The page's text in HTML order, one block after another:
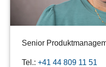
Senior
Tel.: +41 44 809 11 51